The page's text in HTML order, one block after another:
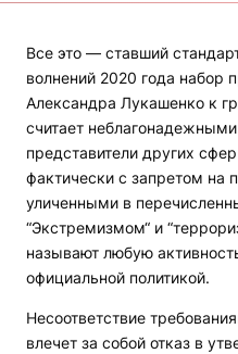
Все это — ставший
волнений 2020 года набор
Александра Лукашенко к
считает
представители других
фактически с запретом на
уличенными в
“Экстремизмом“ и
называют любую
официальной политикой.
Несоответствие
влечет за собой отказ в